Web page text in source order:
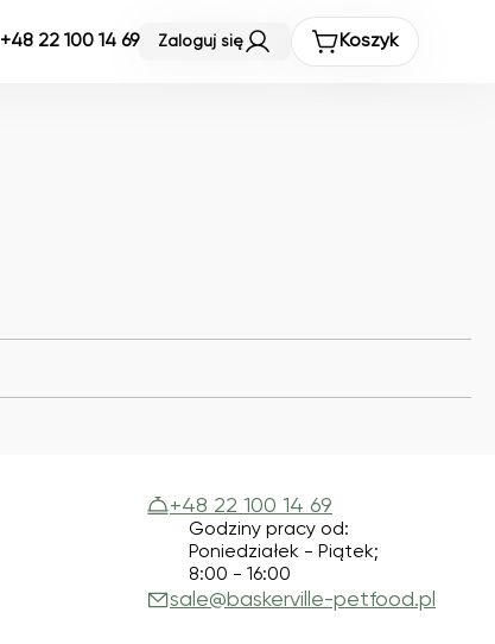
+48 22 100 14 69 Zaloguj się Koszyk
+48 22 100 14 69
Godziny pracy od:
Poniedziałek - Piątek;
8:00 - 16:00
sale@baskerville-petfood.pl